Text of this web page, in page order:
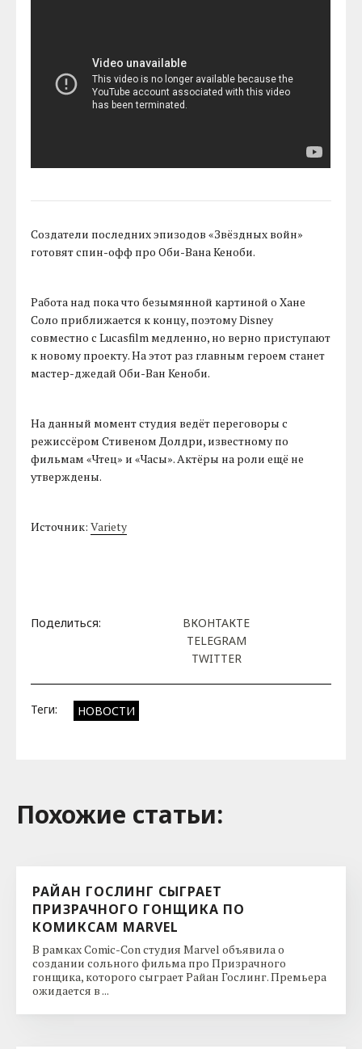
Создатели последних эпизодов «Звёздных войн»
готовят спин-офф про Оби-Вана Кеноби.
Работа над пока что безымянной картиной о Хане
Соло приближается к концу, поэтому Disney
совместно с Lucasfilm медленно, но верно приступают
к новому проекту. На этот раз главным героем станет
мастер-джедай Оби-Ван Кеноби.
На данный момент студия ведёт переговоры с
режиссёром Стивеном Долдри, известному по
фильмам «Чтец» и «Часы». Актёры на роли ещё не
утверждены.
Источник:Variety
Поделиться:
ВКОНТАКТЕ
TELEGRAM
TWITTER
Теги: НОВОСТИ
Похожие cтатьи:
РАЙАН ГОСЛИНГ СЫГРАЕТ
ПРИЗРАЧНОГО ГОНЩИКА ПО
КОМИКСАМ MARVEL
В рамках Comic-Con студия Marvel объявила о
создании сольного фильма про Призрачного
гонщика, которого сыграет Райан Гослинг. Премьера
ожидается в ...